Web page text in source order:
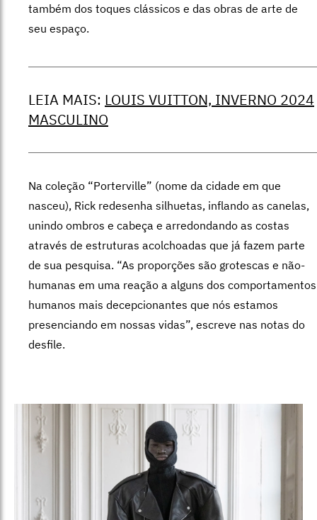
também dos toques clássicos e das obras de arte de
seu espaço.
LEIA MAIS: LOUIS VUITTON, INVERNO 2024
MASCULINO
Na coleção “Porterville” (nome da cidade em que
nasceu), Rick redesenha silhuetas, inflando as canelas,
unindo ombros e cabeça e arredondando as costas
através de estruturas acolchoadas que já fazem parte
de sua pesquisa. “As proporções são grotescas e não-
humanas em uma reação a alguns dos comportamentos
humanos mais decepcionantes que nós estamos
presenciando em nossas vidas”, escreve nas notas do
desfile.